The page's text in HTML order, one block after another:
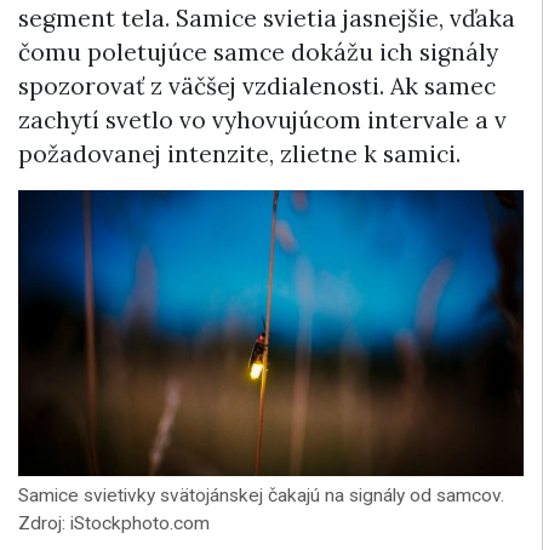
segment tela. Samice svietia jasnejšie, vďaka
čomu poletujúce samce dokážu ich signály
spozorovať z väčšej vzdialenosti. Ak samec
zachytí svetlo vo vyhovujúcom intervale a v
požadovanej intenzite, zlietne k samici.
Samice svietivky svätojánskej čakajú na signály od samcov.
Zdroj: iStockphoto.com